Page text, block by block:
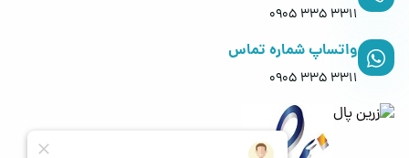
0905 335 3311
واتساپ شماره تماس
0905 335 3311